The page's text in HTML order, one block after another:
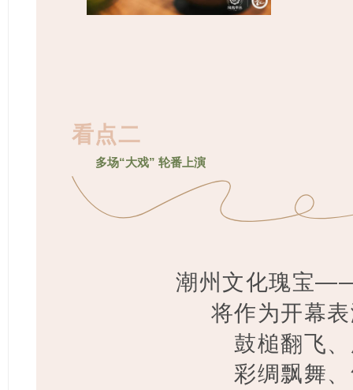
看点二
多场“大戏” 轮番上演
潮州文化瑰宝
将作为开幕
鼓槌翻飞
彩绸飘舞